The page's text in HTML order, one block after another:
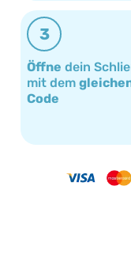
3
Öffne dein
mit dem
Code